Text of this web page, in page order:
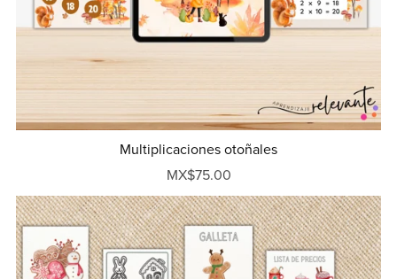
Multiplicaciones otoñales
MX$75.00